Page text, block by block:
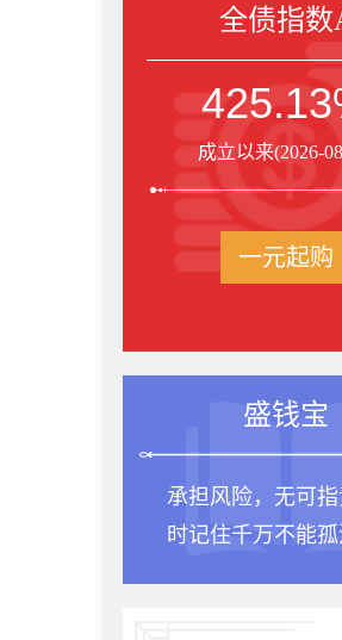
全债指数
成立以来(2026-
一元起购
盛钱宝
承担风险，无可指
时记住千万不能